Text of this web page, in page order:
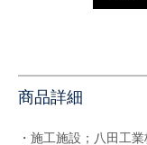
商品詳細
・施工施設；八田工